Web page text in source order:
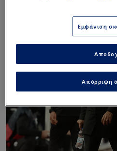
Εμφάνιση
Απόρριψη